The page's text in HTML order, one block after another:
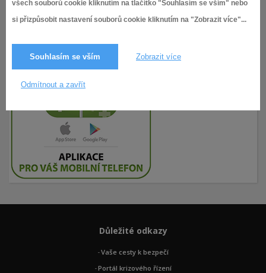
všech souborů cookie kliknutím na tlačítko "Souhlasím se vším" nebo
si přizpůsobit nastavení souborů cookie kliknutím na "Zobrazit více"...
Souhlasím se vším Zobrazit více
Odmítnout a zavřít
Důležité odkazy
Vaše cesty k bezpečí
Portál krizového řízení